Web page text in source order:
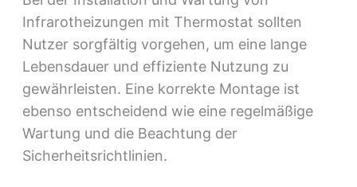
Infrarotheizungen mit Thermostat sollten
Nutzer sorgfältig vorgehen, um eine lange
Lebensdauer und effiziente Nutzung zu
gewährleisten. Eine korrekte Montage ist
ebenso entscheidend wie eine regelmäßige
Wartung und die Beachtung der
Sicherheitsrichtlinien.